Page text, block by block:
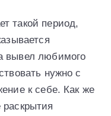
такой период,
вывел любимого
нужно с
к себе. Как же